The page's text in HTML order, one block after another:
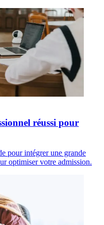
réussi pour
pour intégrer une grande
optimiser votre admission.